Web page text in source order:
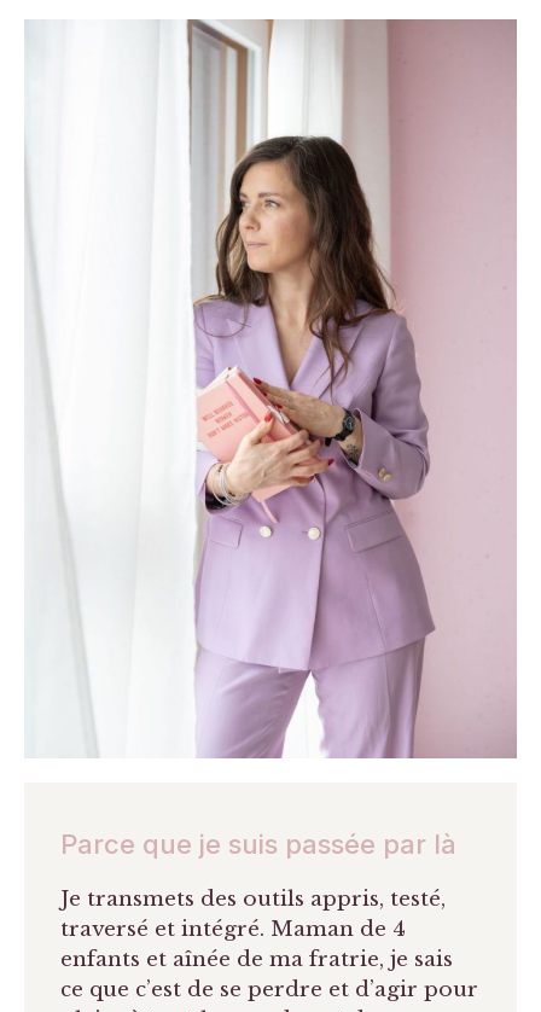
Parce que je suis passée par là
Je transmets des outils appris, testé,
traversé et intégré. Maman de 4
enfants et aînée de ma fratrie, je sais
ce que c’est de se perdre et d’agir pour